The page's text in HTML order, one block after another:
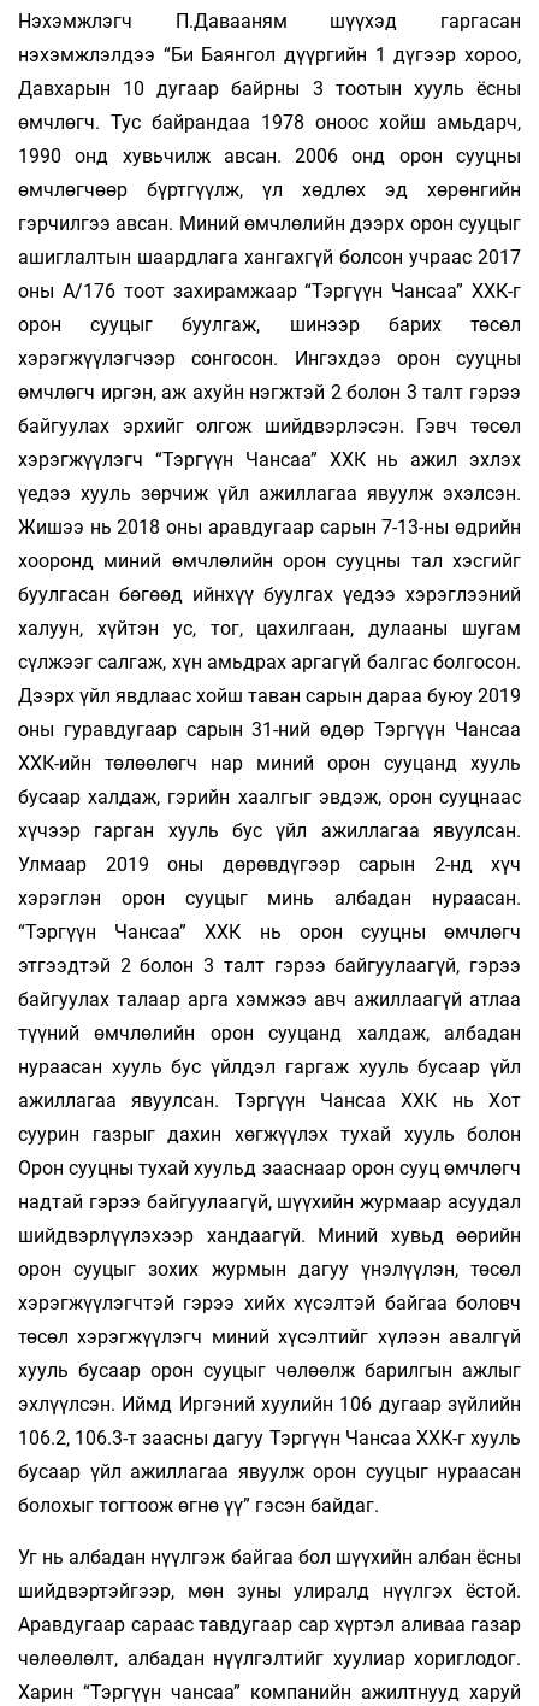
Нэхэмжлэгч П.Давааням шүүхэд гаргасан
нэхэмжлэлдээ “Би Баянгол дүүргийн 1 дүгээр хороо,
Давхарын 10 дугаар байрны 3 тоотын хууль ёсны
өмчлөгч. Тус байрандаа 1978 оноос хойш амьдарч,
1990 онд хувьчилж авсан. 2006 онд орон сууцны
өмчлөгчөөр бүртгүүлж, үл хөдлөх эд хөрөнгийн
гэрчилгээ авсан. Миний өмчлөлийн дээрх орон сууцыг
ашиглалтын шаардлага хангахгүй болсон учраас 2017
оны А/176 тоот захирамжаар “Тэргүүн Чансаа” ХХК-г
орон сууцыг буулгаж, шинээр барих төсөл
хэрэгжүүлэгчээр сонгосон. Ингэхдээ орон сууцны
өмчлөгч иргэн, аж ахуйн нэгжтэй 2 болон 3 талт гэрээ
байгуулах эрхийг олгож шийдвэрлэсэн. Гэвч төсөл
хэрэгжүүлэгч “Тэргүүн Чансаа” ХХК нь ажил эхлэх
үедээ хууль зөрчиж үйл ажиллагаа явуулж эхэлсэн.
Жишээ нь 2018 оны аравдугаар сарын 7-13-ны өдрийн
хооронд миний өмчлөлийн орон сууцны тал хэсгийг
буулгасан бөгөөд ийнхүү буулгах үедээ хэрэглээний
халуун, хүйтэн ус, тог, цахилгаан, дулааны шугам
сүлжээг салгаж, хүн амьдрах аргагүй балгас болгосон.
Дээрх үйл явдлаас хойш таван сарын дараа буюу 2019
оны гуравдугаар сарын 31-ний өдөр Тэргүүн Чансаа
ХХК-ийн төлөөлөгч нар миний орон сууцанд хууль
бусаар халдаж, гэрийн хаалгыг эвдэж, орон сууцнаас
хүчээр гарган хууль бус үйл ажиллагаа явуулсан.
Улмаар 2019 оны дөрөвдүгээр сарын 2-нд хүч
хэрэглэн орон сууцыг минь албадан нураасан.
“Тэргүүн Чансаа” ХХК нь орон сууцны өмчлөгч
этгээдтэй 2 болон 3 талт гэрээ байгуулаагүй, гэрээ
байгуулах талаар арга хэмжээ авч ажиллаагүй атлаа
түүний өмчлөлийн орон сууцанд халдаж, албадан
нураасан хууль бус үйлдэл гаргаж хууль бусаар үйл
ажиллагаа явуулсан. Тэргүүн Чансаа ХХК нь Хот
суурин газрыг дахин хөгжүүлэх тухай хууль болон
Орон сууцны тухай хуульд зааснаар орон сууц өмчлөгч
надтай гэрээ байгуулаагүй, шүүхийн журмаар асуудал
шийдвэрлүүлэхээр хандаагүй. Миний хувьд өөрийн
орон сууцыг зохих журмын дагуу үнэлүүлэн, төсөл
хэрэгжүүлэгчтэй гэрээ хийх хүсэлтэй байгаа боловч
төсөл хэрэгжүүлэгч миний хүсэлтийг хүлээн авалгүй
хууль бусаар орон сууцыг чөлөөлж барилгын ажлыг
эхлүүлсэн. Иймд Иргэний хуулийн 106 дугаар зүйлийн
106.2, 106.3-т заасны дагуу Тэргүүн Чансаа ХХК-г хууль
бусаар үйл ажиллагаа явуулж орон сууцыг нураасан
болохыг тогтоож өгнө үү” гэсэн байдаг.
Уг нь албадан нүүлгэж байгаа бол шүүхийн албан ёсны
шийдвэртэйгээр, мөн зуны улиралд нүүлгэх ёстой.
Аравдугаар сараас тавдугаар сар хүртэл аливаа газар
чөлөөлөлт, албадан нүүлгэлтийг хуулиар хориглодог.
Харин “Тэргүүн чансаа” компанийн ажилтнууд харуй